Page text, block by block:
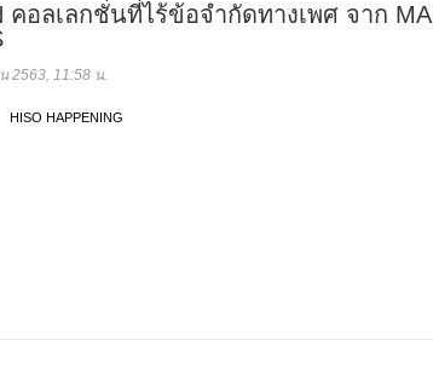
คอลเลกชั่นที่ไร้ข้อจำกัดทางเพศ จาก
2563, 11:58 น.
HISO HAPPENING